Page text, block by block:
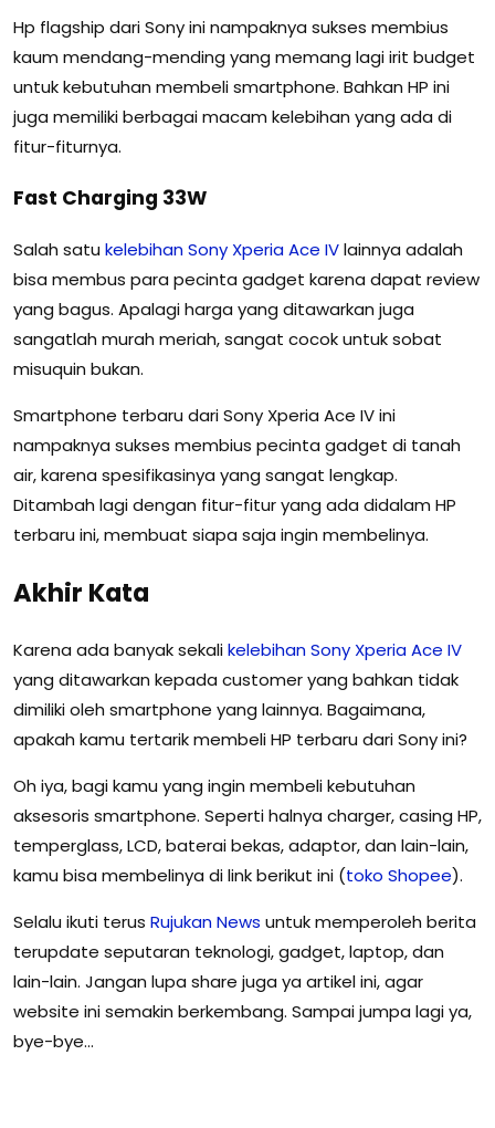
Hp flagship dari Sony ini nampaknya sukses membius
kaum mendang-mending yang memang lagi irit budget
untuk kebutuhan membeli smartphone. Bahkan HP ini
juga memiliki berbagai macam kelebihan yang ada di
fitur-fiturnya.
Fast Charging 33W
Salah satu kelebihanSony XperiaAce IVlainnya adalah
bisa membus para pecinta gadget karena dapat review
yang bagus. Apalagi harga yang ditawarkan juga
sangatlah murah meriah, sangat cocok untuk sobat
misuquin bukan.
Smartphone terbaru dari Sony Xperia Ace IV ini
nampaknya sukses membius pecinta gadget di tanah
air, karena spesifikasinya yang sangat lengkap.
Ditambah lagi dengan fitur-fitur yang ada didalam HP
terbaru ini, membuat siapa saja ingin membelinya.
Akhir Kata
Karena ada banyak sekalikelebihanSony XperiaAce IV
yang ditawarkan kepada customer yang bahkan tidak
dimiliki oleh smartphone yang lainnya. Bagaimana,
apakah kamu tertarik membeli HP terbaru dari Sony ini?
Oh iya, bagi kamu yang ingin membeli kebutuhan
aksesoris smartphone. Seperti halnya charger, casing HP,
temperglass, LCD, baterai bekas, adaptor, dan lain-lain,
kamu bisa membelinya di link berikut ini (toko Shopee).
Selalu ikuti terus RujukanNews untuk memperoleh berita
terupdate seputaran teknologi, gadget, laptop, dan
lain-lain. Jangan lupa share juga ya artikel ini, agar
website ini semakin berkembang. Sampai jumpa lagi ya,
bye-bye…